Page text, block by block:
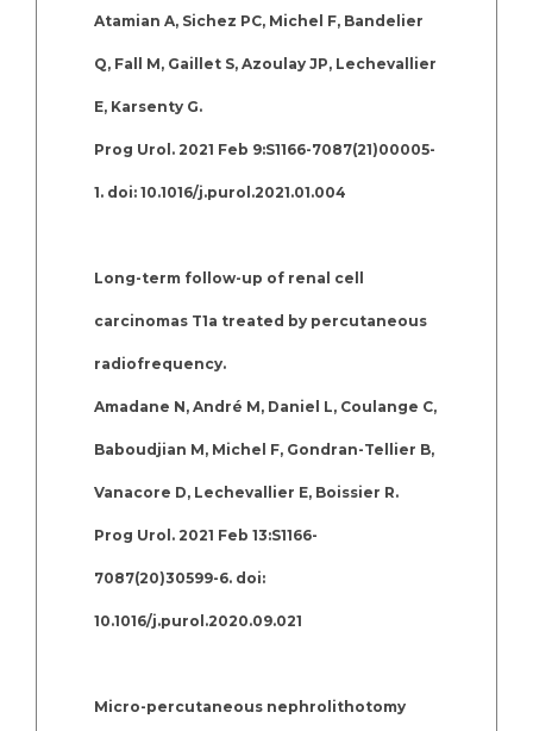
Atamian A, Sichez PC, Michel F, Bandelier
Q, Fall M, Gaillet S, Azoulay JP, Lechevallier
E, Karsenty G.
Prog Urol. 2021 Feb 9:S1166-7087(21)00005-
1. doi: 10.1016/j.purol.2021.01.004
Long-term follow-up of renal cell
carcinomas T1a treated by percutaneous
radiofrequency.
Amadane N, André M, Daniel L, Coulange C,
Baboudjian M, Michel F, Gondran-Tellier B,
Vanacore D, Lechevallier E, Boissier R.
Prog Urol. 2021 Feb 13:S1166-
7087(20)30599-6. doi:
10.1016/j.purol.2020.09.021
Micro-percutaneous nephrolithotomy